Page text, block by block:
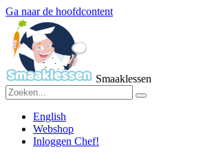
Ga naar de hoofdcontent
Smaaklessen
English
Webshop
Inloggen Chef!